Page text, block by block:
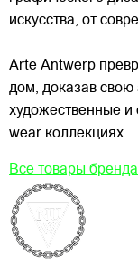
искусства, от
Arte Antwerp
дом, доказав свою
художественные
wear коллекциях.
Все товары бренда